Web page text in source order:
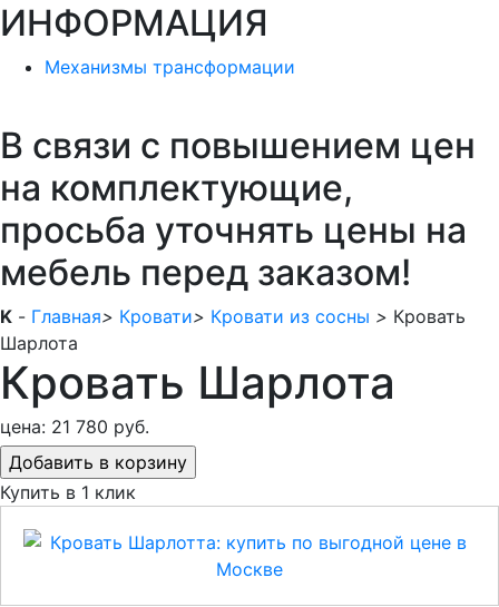
ИНФОРМАЦИЯ
Механизмы трансформации
В связи с повышением цен
на комплектующие,
просьба уточнять цены на
мебель перед заказом!
K - Главная> Кровати> Кровати из сосны > Кровать
Шарлота
Кровать Шарлота
цена: 21 780 руб.
Купить в 1 клик